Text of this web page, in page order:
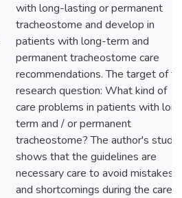
with long-lasting or permanent
tracheostome and develop in
patients with long-term and
permanent tracheostome care
recommendations. The target of
research question: What kind of
care problems in patients with
term and / or permanent
tracheostome? The author's study
shows that the guidelines are
necessary care to avoid mistakes
and shortcomings during the care